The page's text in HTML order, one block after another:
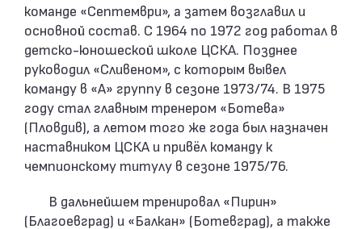
команде «Септември», а затем возглавил и
основной состав. С 1964 по 1972 год работал в
детско-юношеской школе ЦСКА. Позднее
руководил «Сливеном», с которым вывел
команду в «А» группу в сезоне 1973/74. В 1975
году стал главным тренером «Ботева»
(Пловдив), а летом того же года был назначен
наставником ЦСКА и привёл команду к
чемпионскому титулу в сезоне 1975/76.
В дальнейшем тренировал «Пирин»
(Благоевград) и «Балкан» (Ботевград), а также